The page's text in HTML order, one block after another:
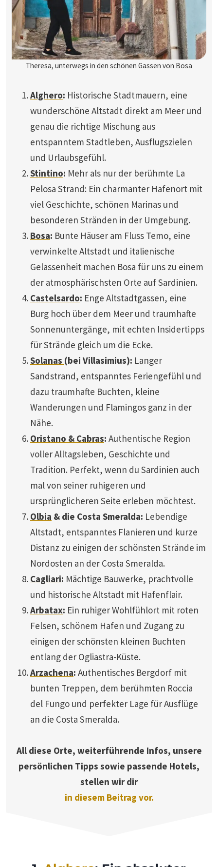
Theresa, unterwegs in den schönen Gassen von Bosa
Alghero: Historische Stadtmauern, eine
wunderschöne Altstadt direkt am Meer und
genau die richtige Mischung aus
entspanntem Stadtleben, Ausflugszielen
und Urlaubsgefühl.
Stintino: Mehr als nur der berühmte La
Pelosa Strand: Ein charmanter Hafenort mit
viel Geschichte, schönen Marinas und
besonderen Stränden in der Umgebung.
Bosa: Bunte Häuser am Fluss Temo, eine
verwinkelte Altstadt und italienische
Gelassenheit machen Bosa für uns zu einem
der atmosphärischsten Orte auf Sardinien.
Castelsardo: Enge Altstadtgassen, eine
Burg hoch über dem Meer und traumhafte
Sonnenuntergänge, mit echten Insidertipps
für Strände gleich um die Ecke.
Solanas (bei Villasimius): Langer
Sandstrand, entspanntes Feriengefühl und
dazu traumhafte Buchten, kleine
Wanderungen und Flamingos ganz in der
Nähe.
Oristano & Cabras: Authentische Region
voller Alltagsleben, Geschichte und
Tradition. Perfekt, wenn du Sardinien auch
mal von seiner ruhigeren und
ursprünglicheren Seite erleben möchtest.
Olbia & die Costa Smeralda: Lebendige
Altstadt, entspanntes Flanieren und kurze
Distanz zu einigen der schönsten Strände im
Nordosten an der Costa Smeralda.
Cagliari: Mächtige Bauwerke, prachtvolle
und historische Altstadt mit Hafenflair.
Arbatax: Ein ruhiger Wohlfühlort mit roten
Felsen, schönem Hafen und Zugang zu
einigen der schönsten kleinen Buchten
entlang der Ogliastra-Küste.
Arzachena: Authentisches Bergdorf mit
bunten Treppen, dem berühmten Roccia
del Fungo und perfekter Lage für Ausflüge
an die Costa Smeralda.
All diese Orte, weiterführende Infos, unsere
persönlichen Tipps sowie passende Hotels,
stellen wir dir
in diesem Beitrag vor.